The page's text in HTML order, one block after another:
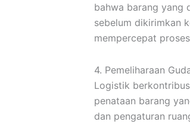
bahwa barang yang
sebelum dikirimkan
mempercepat
4. Pemeliharaan
Logistik
penataan barang
dan pengaturan